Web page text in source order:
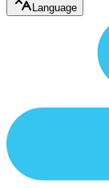
Language